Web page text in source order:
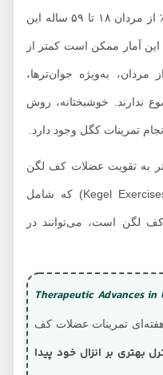
است. بر اساس مطالعات، حدود ۳۰٪ از مردان ۱۸ تا ۵۹ ساله این
آمار ممکن است کمتر از
به‌ویژه جوان‌ترها،
خوشبختانه، روش‌
کگل وجود دارد.
تقویت عضلات کف لگن
مربوط می شود. تمرینات کگل (Kegel Exercises) که شامل
است، می‌توانند در
Therapeutic
از یک برنامه ۱۲ هفته‌ای تمرینات عضلات کف
بر انزال خود پیدا